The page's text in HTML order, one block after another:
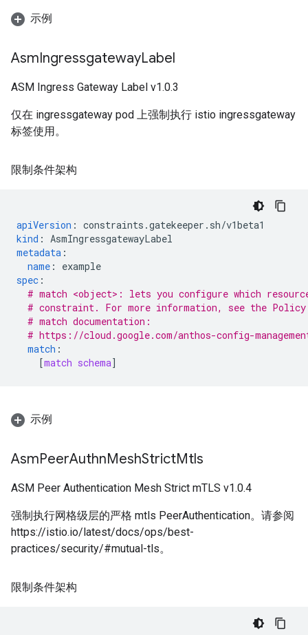
示例
AsmIngressgatewayLabel
ASM Ingress Gateway Label v1.0.3
仅在 ingressgateway pod 上强制执行 istio ingressgateway
标签使用。
限制条件架构
apiVersion : constraints.gatekeeper.sh/v1beta1
kind : AsmIngressgatewayLabel
metadata :
name :
example
spec :
# match <object>: lets you configure which
# constraint. For more information, see the
# match documentation:
# https://cloud.google.com/anthos-config-
match :
[match schema]
示例
AsmPeerAuthnMeshStrictMtls
ASM Peer Authentication Mesh Strict mTLS v1.0.4
强制执行网格级层的严格 mtls PeerAuthentication。请参阅
https://istio.io/latest/docs/ops/best-
practices/security/#mutual-tls。
限制条件架构